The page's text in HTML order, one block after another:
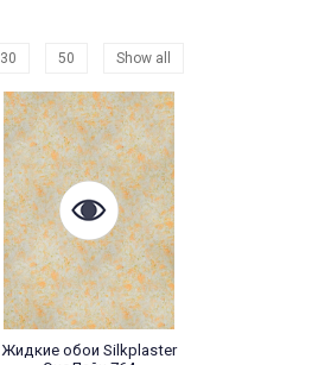
30 50 Show all
Жидкие обои Silkplaster